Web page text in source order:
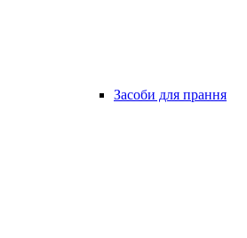
Засоби для прання